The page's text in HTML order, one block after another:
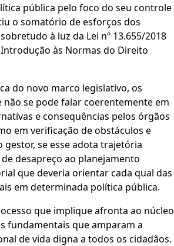
pública pelo foco do seu controle
o somatório de esforços dos
à luz da Lei nº 13.655/2018
às Normas do Direito
do novo marco legislativo, os
se pode falar coerentemente em
e consequências pelos órgãos
em verificação de obstáculos e
gestor, se esse adota trajetória
desapreço ao planejamento
que deveria orientar cada qual das
em determinada política pública.
que implique afronta ao núcleo
fundamentais que amparam a
de vida digna a todos os cidadãos.